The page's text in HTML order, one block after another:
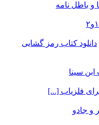
باطل نامه
دانلود کتاب رمز گشایی
سینا
فلزیاب [...]
و جادو